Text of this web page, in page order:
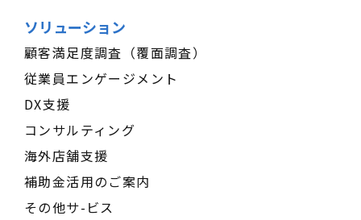
ソリューション
顧客満足度調査（覆面調査）
従業員エンゲージメント
DX支援
コンサルティング
海外店舗支援
補助金活用のご案内
その他サ-ビス